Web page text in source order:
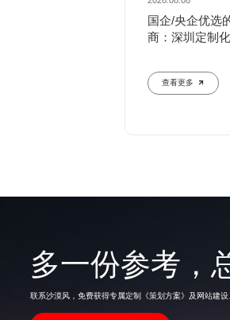
国企/央企优选
商：深圳定制
查看更多
多一份参考，
联系沙漠风，免费获得专属定制《策划方案》及网站建